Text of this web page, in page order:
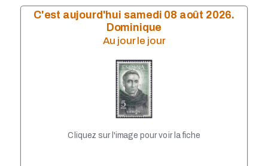
C'est aujourd'hui samedi 08 août 2026.
Dominique
Au jour le jour
Cliquez sur l'image pour voir la fiche